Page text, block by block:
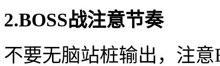
2.BOSS战注意节奏
不要无脑站桩输出，注